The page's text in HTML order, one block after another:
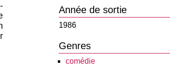
Année de sortie
1986
Genres
comédie